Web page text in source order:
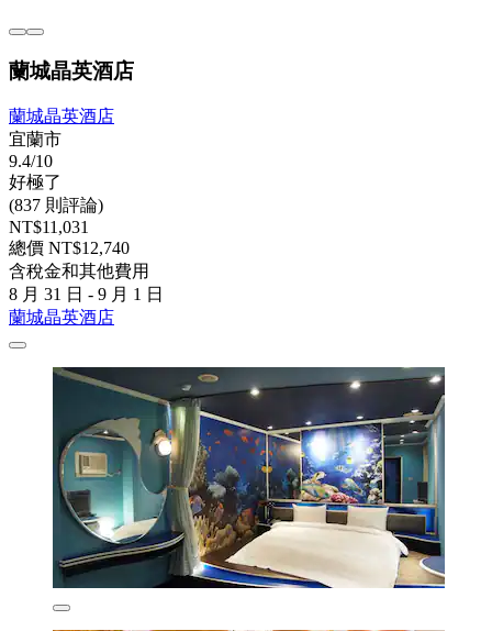
蘭城晶英酒店
蘭城晶英酒店
宜蘭市
9.4/10
好極了
(837 則評論)
NT$11,031
總價 NT$12,740
含稅金和其他費用
8 月 31 日 - 9 月 1 日
蘭城晶英酒店